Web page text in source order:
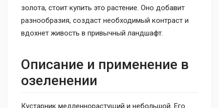
золота, стоит купить это растение. Оно добавит
разнообразия, создаст необходимый контраст и
вдохнет живость в привычный ландшафт.
Описание и применение в
озеленении
Кустарник медленнорастущий и небольшой. Его